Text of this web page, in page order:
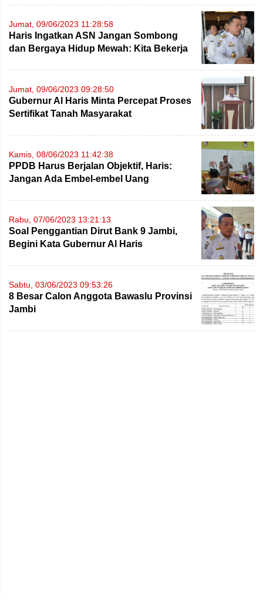
Jumat, 09/06/2023 11:28:58
Haris Ingatkan ASN Jangan Sombong
dan Bergaya Hidup Mewah: Kita Bekerja
Jumat, 09/06/2023 09:28:50
Gubernur Al Haris Minta Percepat Proses
Sertifikat Tanah Masyarakat
Kamis, 08/06/2023 11:42:38
PPDB Harus Berjalan Objektif, Haris:
Jangan Ada Embel-embel Uang
Rabu, 07/06/2023 13:21:13
Soal Penggantian Dirut Bank 9 Jambi,
Begini Kata Gubernur Al Haris
Sabtu, 03/06/2023 09:53:26
8 Besar Calon Anggota Bawaslu Provinsi
Jambi